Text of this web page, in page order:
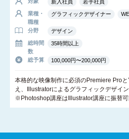
新入社員
若手社員
業種・
職種
グラフィックデザイナー
分野
デザイン
総時間
数
35時間以上
総予算 100,000円〜200,000円
本格的な映像制作に必須のPremiere Pro
え、Illustratorによるグラフィックデザイ
※Photoshop講座はIllustrator講座に振替可